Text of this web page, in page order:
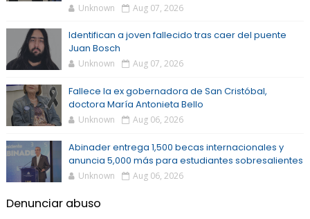
Unknown Aug 07, 2026
Identifican a joven fallecido tras caer del puente
Juan Bosch
Unknown Aug 07, 2026
Fallece la ex gobernadora de San Cristóbal,
doctora María Antonieta Bello
Unknown Aug 06, 2026
Abinader entrega 1,500 becas internacionales y
anuncia 5,000 más para estudiantes sobresalientes
Unknown Aug 06, 2026
Denunciar abuso